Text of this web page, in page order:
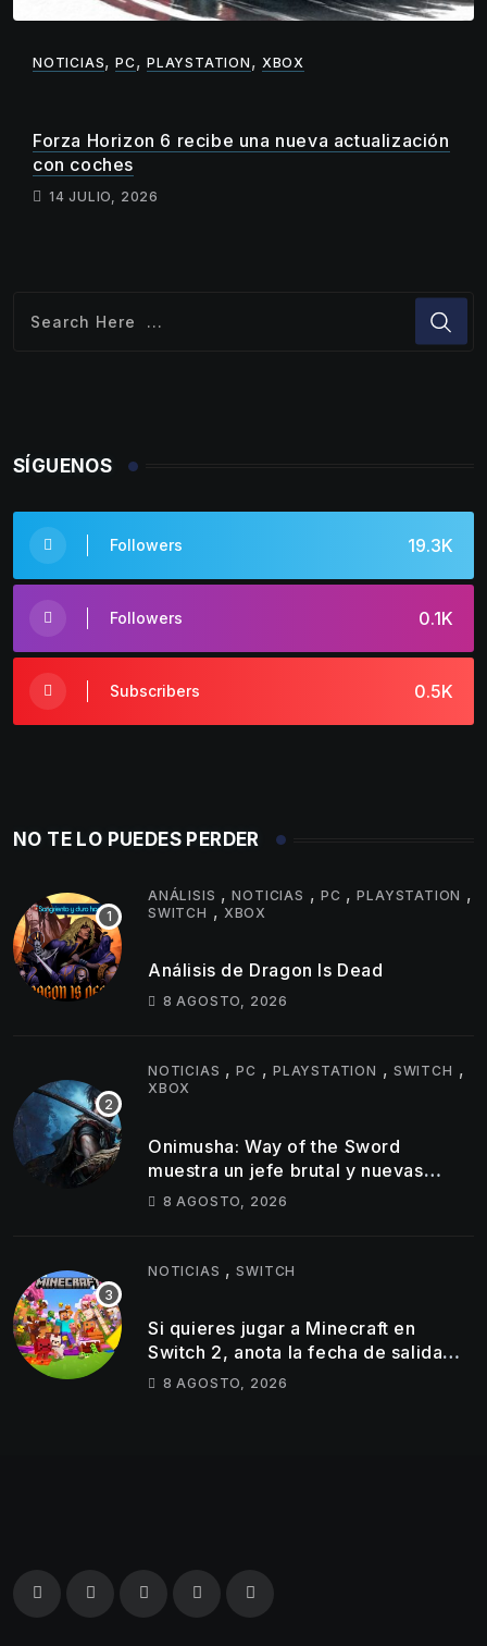
NOTICIAS,PC,PLAYSTATION , XBOX
Forza Horizon 6 recibe una nueva actualización
con coches
14 JULIO, 2026
SÍGUENOS
19.3K
Followers
0.1K
Followers
0.5K
Subscribers
NO TE LO PUEDES PERDER
ANÁLISIS ,NOTICIAS , PC ,PLAYSTATION ,
SWITCH , XBOX
Análisis de Dragon Is Dead
8 AGOSTO, 2026
NOTICIAS ,PC ,PLAYSTATION , SWITCH ,
XBOX
Onimusha: Way of the Sword
muestra un jefe brutal y nuevas
armas Oni en su último tráiler
8 AGOSTO, 2026
NOTICIAS ,SWITCH
Si quieres jugar a Minecraft en
Switch 2, anota la fecha de salida
del éxito de Mojang en la híbrida de
8 AGOSTO, 2026